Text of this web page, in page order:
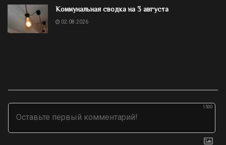
Коммунальная сводка на 3 августа
02.08.2026
1500